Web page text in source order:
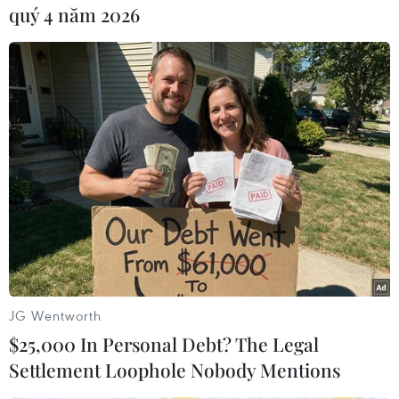
của các hệ thống thủy lợi và cho khoảng 8.000-
10.000ha vùng ngoài công trình thủy lợi thuộc
các tỉnh Bình Phước, Đồng Nai.
[Hình ảnh Đắk Lắk gồng mình trước hạn hán
diễn ra khốc liệt]
Xâm nhập mặn tại Đồng bằng sông Cửu Long
hiện chưa ảnh hưởng đến sản xuất nông nghiệp
do lúa đang trong giai đoạn thu hoạch, không có
nhu cầu lấy nước vào ruộng.
quý 4 năm 2026
JG Wentworth
$25,000 In Personal Debt? The Legal
Settlement Loophole Nobody Mentions